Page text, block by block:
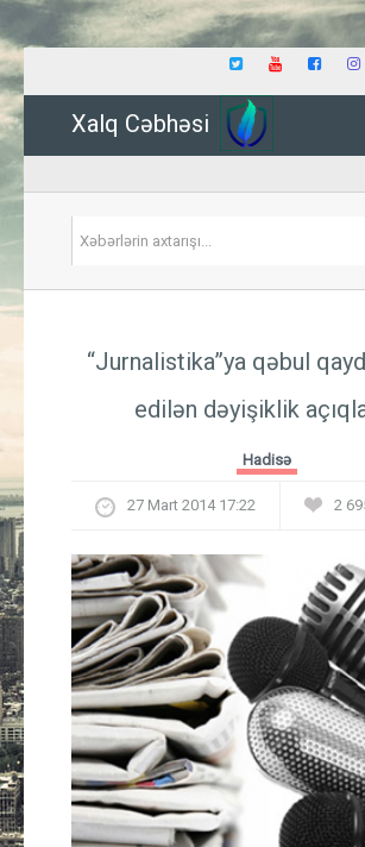
Xalq Cəbhəsi
İdman
Layihə
“Jurnalistika”ya qəbul
edilən dəyişiklik
Hadisə
27 Mart 2014 17:22 2